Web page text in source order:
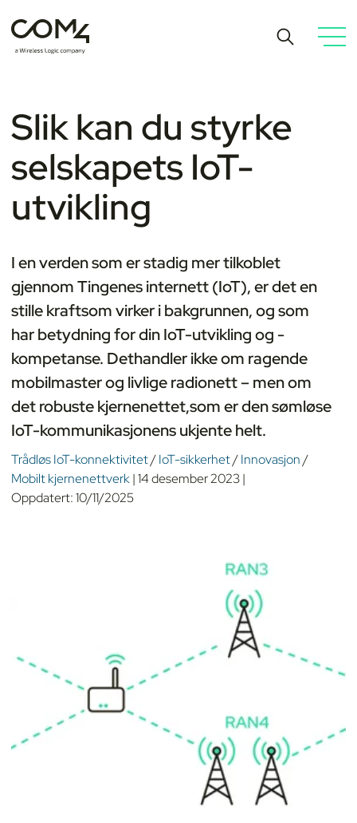
Slik kan du styrke
selskapets IoT-
utvikling
I en verden som er stadig mer tilkoblet
gjennom Tingenes internett (IoT), er det en
stille kraftsom virker i bakgrunnen, og som
har betydning for din IoT-utvikling og -
kompetanse. Dethandler ikke om ragende
mobilmaster og livlige radionett – men om
det robuste kjernenettet,som er den sømløse
IoT-kommunikasjonens ukjente helt.
Trådløs IoT-konnektivitet/IoT-sikkerhet/Innovasjon/
Mobilt kjernenettverk|14 desember 2023|
Oppdatert:10/11/2025